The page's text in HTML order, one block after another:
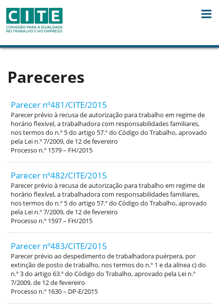
Pareceres
Parecer nº481/CITE/2015
Parecer prévio à recusa de autorização para trabalho em regime de
horário flexível, a trabalhadora com responsabilidades familiares,
nos termos do n.º 5 do artigo 57.º do Código do Trabalho, aprovado
pela Lei n.º 7/2009, de 12 de fevereiro
Processo n.º 1579 – FH/2015
Parecer nº482/CITE/2015
Parecer prévio à recusa de autorização para trabalho em regime de
horário flexível, a trabalhadora com responsabilidades familiares,
nos termos do n.º 5 do artigo 57.º do Código do Trabalho, aprovado
pela Lei n.º 7/2009, de 12 de fevereiro
Processo n.º 1597 – FH/2015
Parecer nº483/CITE/2015
Parecer prévio ao despedimento de trabalhadora puérpera, por
extinção de posto de trabalho, nos termos do n.º 1 e da alínea c) do
n.º 3 do artigo 63.º do Código do Trabalho, aprovado pela Lei n.º
7/2009, de 12 de fevereiro
Processo n.º 1630 – DP-E/2015